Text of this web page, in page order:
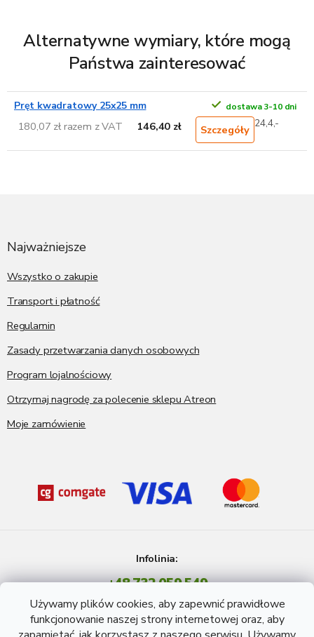
Używamy plików cookies, aby zapewnić prawidłowe
funkcjonowanie naszej strony internetowej oraz, aby
Alternatywne wymiary, które mogą
Państwa zainteresować
Pręt kwadratowy 25x25 mm dostawa 3-10 dni
180,07 zł razem z VAT 146,40 zł Szczegóły 24,4,-
Najważniejsze
Wszystko o zakupie
Transport i płatność
Regulamin
Zasady przetwarzania danych osobowych
Program lojalnościowy
Otrzymaj nagrodę za polecenie sklepu Atreon
Moje zamówienie
Infolinia:
+48 732 059 549
Pon - Pt: 8 - 15 godź.
info@atreon.pl